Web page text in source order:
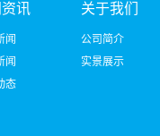
讯
闻
闻
态
关于我们
公司简介
实景展示